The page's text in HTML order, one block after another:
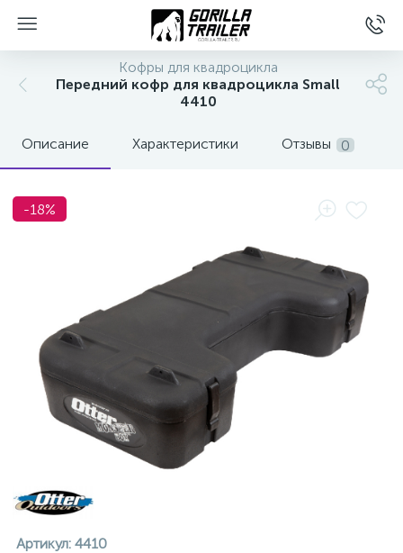
Кофры для квадроцикла
Передний кофр для квадроцикла Small
4410
Описание Характеристики Отзывы 0
-18%
Артикул: 4410